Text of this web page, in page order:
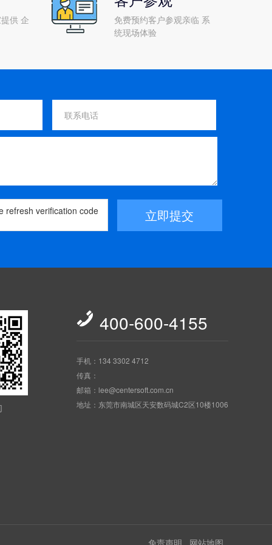
供 企
免费预约客户参观亲临 系
统现场体验
立即提交
 400-600-4155
手机：134 3302 4712
传真：
邮箱：lee@centersoft.com.cn
地址：东莞市南城区天安数码城C2区10楼1006
免责声明 网站地图